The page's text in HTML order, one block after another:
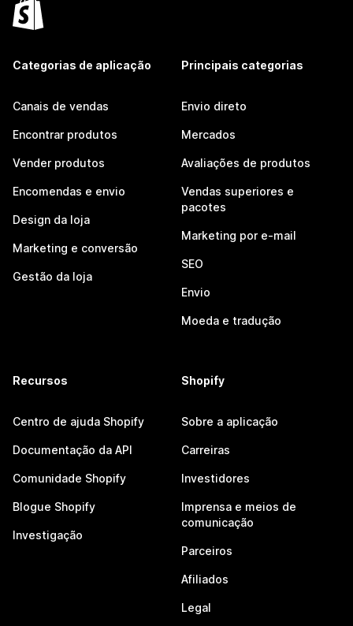
Categorias de aplicação
Canais de vendas
Encontrar produtos
Vender produtos
Encomendas e envio
Design da loja
Marketing e conversão
Gestão da loja
Principais categorias
Envio direto
Mercados
Avaliações de produtos
Vendas superiores e
pacotes
Marketing por e-mail
SEO
Envio
Moeda e tradução
Recursos
Centro de ajuda Shopify
Documentação da API
Comunidade Shopify
Blogue Shopify
Investigação
Shopify
Sobre a aplicação
Carreiras
Investidores
Imprensa e meios de
comunicação
Parceiros
Afiliados
Legal